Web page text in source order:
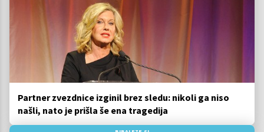
Partner zvezdnice izginil brez sledu: nikoli ga niso
našli, nato je prišla še ena tragedija